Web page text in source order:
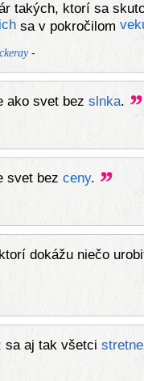
takých, ktorí sa
sa v pokročilom
-
ako svet bez slnka.
svet bez ceny.
dokážu niečo
sa aj tak všetci